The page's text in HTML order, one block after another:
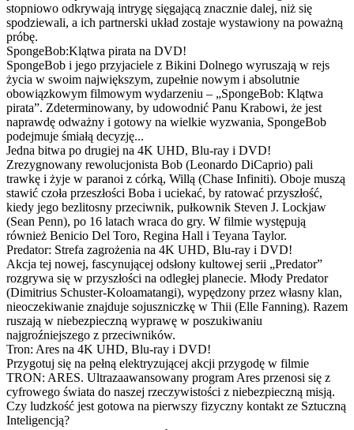
stopniowo odkrywają intrygę sięgającą znacznie dalej, niż się
spodziewali, a ich partnerski układ zostaje wystawiony na poważną
próbę.
SpongeBob:Klątwa pirata na DVD!
SpongeBob i jego przyjaciele z Bikini Dolnego wyruszają w rejs
życia w swoim największym, zupełnie nowym i absolutnie
obowiązkowym filmowym wydarzeniu – „SpongeBob: Klątwa
pirata”. Zdeterminowany, by udowodnić Panu Krabowi, że jest
naprawdę odważny i gotowy na wielkie wyzwania, SpongeBob
podejmuje śmiałą decyzję...
Jedna bitwa po drugiej na 4K UHD, Blu-ray i DVD!
Zrezygnowany rewolucjonista Bob (Leonardo DiCaprio) pali
trawkę i żyje w paranoi z córką, Willą (Chase Infiniti). Oboje muszą
stawić czoła przeszłości Boba i uciekać, by ratować przyszłość,
kiedy jego bezlitosny przeciwnik, pułkownik Steven J. Lockjaw
(Sean Penn), po 16 latach wraca do gry. W filmie występują
również Benicio Del Toro, Regina Hall i Teyana Taylor.
Predator: Strefa zagrożenia na 4K UHD, Blu-ray i DVD!
Akcja tej nowej, fascynującej odsłony kultowej serii „Predator”
rozgrywa się w przyszłości na odległej planecie. Młody Predator
(Dimitrius Schuster-Koloamatangi), wypędzony przez własny klan,
nieoczekiwanie znajduje sojuszniczkę w Thii (Elle Fanning). Razem
ruszają w niebezpieczną wyprawę w poszukiwaniu
najgroźniejszego z przeciwników.
Tron: Ares na 4K UHD, Blu-ray i DVD!
Przygotuj się na pełną elektryzującej akcji przygodę w filmie
TRON: ARES. Ultrazaawansowany program Ares przenosi się z
cyfrowego świata do naszej rzeczywistości z niebezpieczną misją.
Czy ludzkość jest gotowa na pierwszy fizyczny kontakt ze Sztuczną
Inteligencją?